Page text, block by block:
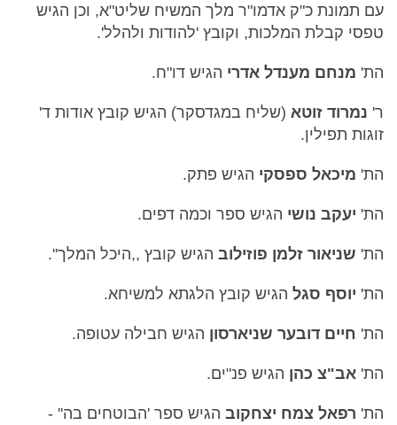
עם תמונת כ"ק אדמו"ר מלך המשיח שליט"א, וכן הגיש
טפסי קבלת המלכות, וקובץ 'להודות ולהלל'.
הת' מנחם מענדל אדרי הגיש דו"ח.
ר' נמרוד זוטא (שליח במגדסקר) הגיש קובץ אודות ד'
זוגות תפילין.
הת' מיכאל ספסקי הגיש פתק.
הת' יעקב נושי הגיש ספר וכמה דפים.
הת' שניאור זלמן פוזילוב הגיש קובץ ,,היכל המלך''.
הת' יוסף סגל הגיש קובץ הלגתא למשיחא.
הת' חיים דובער שניארסון הגיש חבילה עטופה.
הת' אב"צ כהן הגיש פנ"ים.
הת' רפאל צמח יצחקוב הגיש ספר 'הבוטחים בה'' -